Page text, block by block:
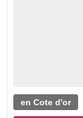
en Cote d'or